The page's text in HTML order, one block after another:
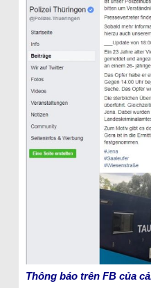
Thông báo trên FB của